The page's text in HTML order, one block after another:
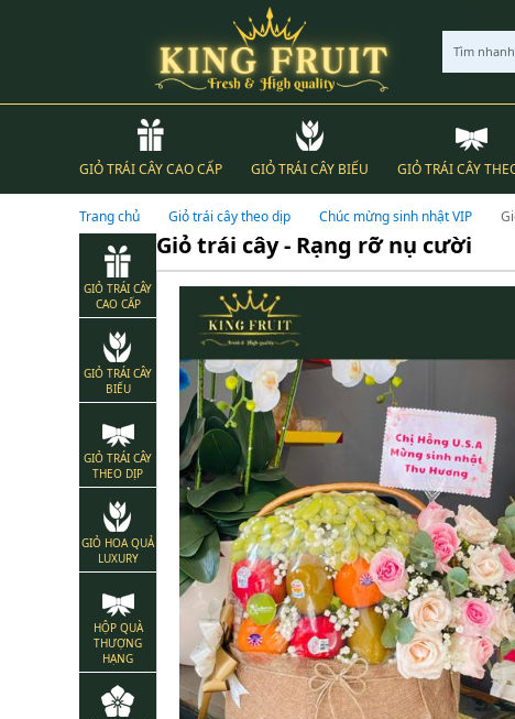
Tìm nhanh
GIỎ TRÁI CÂY CAO CẤP GIỎ TRÁI CÂY BIẾU GIỎ TRÁI CÂY
Trang chủ Giỏ trái cây theo dịp Chúc mừng sinh nhật VIP
GIỎ TRÁI CÂY
CAO CẤP
GIỎ TRÁI CÂY
BIẾU
GIỎ TRÁI CÂY
THEO DỊP
GIỎ HOA QUẢ
LUXURY
HỘP QUÀ
THƯỢNG
HẠNG
Giỏ trái cây - Rạng rỡ nụ cười